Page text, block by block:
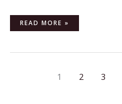
READ MORE »
1 2 3